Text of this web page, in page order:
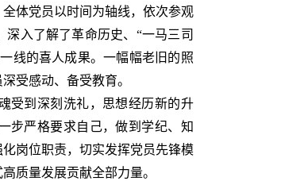
体党员以时间为轴线，依次参观
深入了解了革命历史、“一马三司
线的喜人成果。一幅幅老旧的照
受感动、备受教育。
到深刻洗礼，思想经历新的升
步严格要求自己，做到学纪、知
岗位职责，切实发挥党员先锋模
质量发展贡献全部力量。